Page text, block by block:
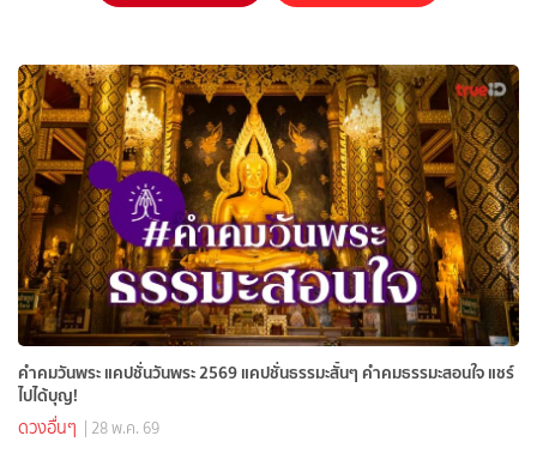
คำคมวันพระ แคปชั่นวันพระ 2569 แคปชั่นธรรมะสั้นๆ คำคมธรรมะสอนใจ แชร์
ไปได้บุญ!
ดวงอื่นๆ | 28 พ.ค. 69